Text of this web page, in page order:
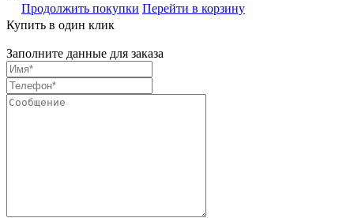
Продолжить покупки Перейти в корзину
Купить в один клик
Заполните данные для заказа